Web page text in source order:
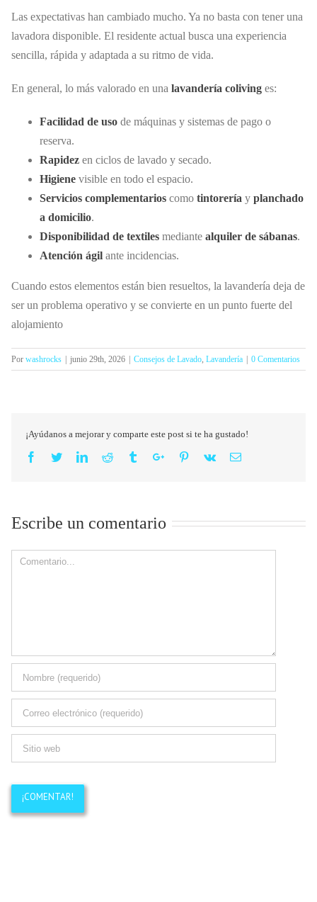
Las expectativas han cambiado mucho. Ya no basta con tener una
lavadora disponible. El residente actual busca una experiencia
sencilla, rápida y adaptada a su ritmo de vida.
En general, lo más valorado en una lavandería coliving es:
Facilidad de uso de máquinas y sistemas de pago o
reserva.
Rapidez en ciclos de lavado y secado.
Higiene visible en todo el espacio.
Servicios complementarios como tintorería y planchado
a domicilio.
Disponibilidad de textiles mediante alquiler de sábanas.
Atención ágil ante incidencias.
Cuando estos elementos están bien resueltos, la lavandería deja de
ser un problema operativo y se convierte en un punto fuerte del
alojamiento
Por washrocks junio 29th, 2026 Consejos de Lavado, Lavandería 0 Comentarios
¡Ayúdanos a mejorar y comparte este post si te ha gustado!
Facebook
TwitterLinkedinReddit TumblrGoogle+Pinterest
Vk Email
Escribe un comentario
Comment